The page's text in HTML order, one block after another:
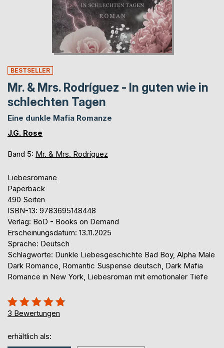
BESTSELLER
Mr. & Mrs. Rodríguez - In guten wie in
schlechten Tagen
Eine dunkle Mafia Romanze
J.G. Rose
Band 5: Mr. & Mrs. Rodríguez
Liebesromane
Paperback
490 Seiten
ISBN-13: 9783695148448
Verlag: BoD - Books on Demand
Erscheinungsdatum: 13.11.2025
Sprache: Deutsch
Schlagworte: Dunkle Liebesgeschichte Bad Boy, Alpha Male
Dark Romance, Romantic Suspense deutsch, Dark Mafia
Romance in New York, Liebesroman mit emotionaler Tiefe
Bewertung::
93%
3 Bewertungen
erhältlich als: